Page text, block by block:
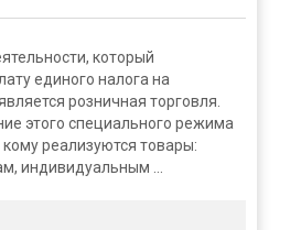
который
единого налога на
розничная торговля.
этого специального режима
кому реализуются товары:
индивидуальным ...